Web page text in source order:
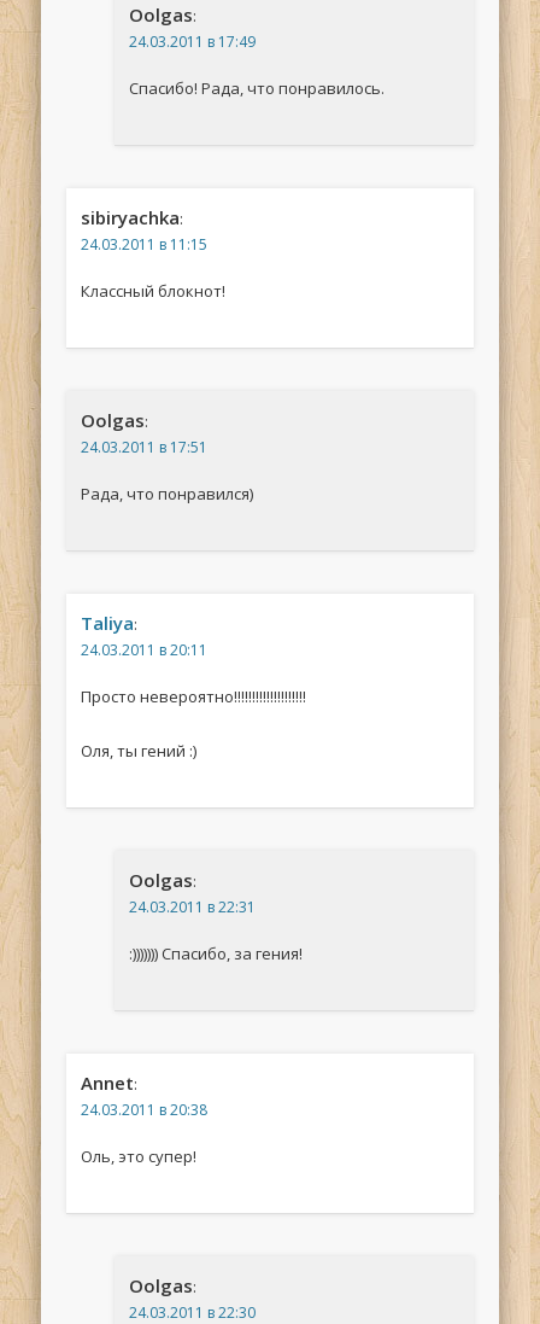
Oolgas:
24.03.2011 в 17:49
Спасибо! Рада, что понравилось.
sibiryachka:
24.03.2011 в 11:15
Классный блокнот!
Oolgas:
24.03.2011 в 17:51
Рада, что понравился)
Taliya:
24.03.2011 в 20:11
Просто невероятно!!!!!!!!!!!!!!!!!!!!
Оля, ты гений :)
Oolgas:
24.03.2011 в 22:31
:))))))) Спасибо, за гения!
Annet:
24.03.2011 в 20:38
Оль, это супер!
Oolgas:
24.03.2011 в 22:30